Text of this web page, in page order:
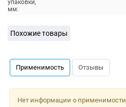
упаковки,
мм:
Похожие товары
Применимость Отзывы
Нет информации о применимости